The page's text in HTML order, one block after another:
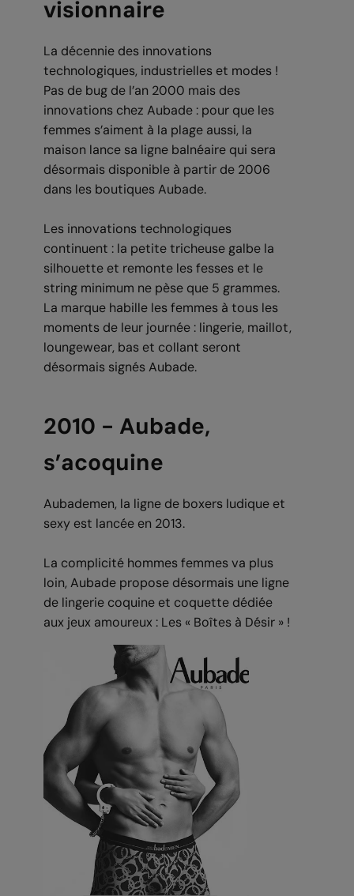
visionnaire
La décennie des innovations
technologiques, industrielles et modes !
Pas de bug de l’an 2000 mais des
innovations chez Aubade : pour que les
femmes s’aiment à la plage aussi, la
maison lance sa ligne balnéaire qui sera
désormais disponible à partir de 2006
dans les boutiques Aubade.
Les innovations technologiques
continuent : la petite tricheuse galbe la
silhouette et remonte les fesses et le
string minimum ne pèse que 5 grammes.
La marque habille les femmes à tous les
moments de leur journée : lingerie, maillot,
loungewear, bas et collant seront
désormais signés Aubade.
2010 - Aubade,
s’acoquine
Aubademen, la ligne de boxers ludique et
sexy est lancée en 2013.
La complicité hommes femmes va plus
loin, Aubade propose désormais une ligne
de lingerie coquine et coquette dédiée
aux jeux amoureux : Les « Boîtes à Désir » !